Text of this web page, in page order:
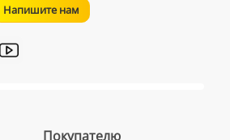
Напишите нам
Покупателю